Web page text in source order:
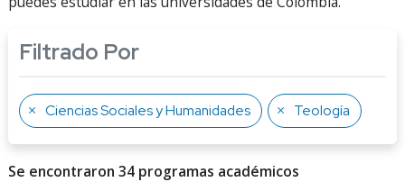
Filtrado Por
Ciencias Sociales y Humanidades Teología
Se encontraron 34 programas académicos